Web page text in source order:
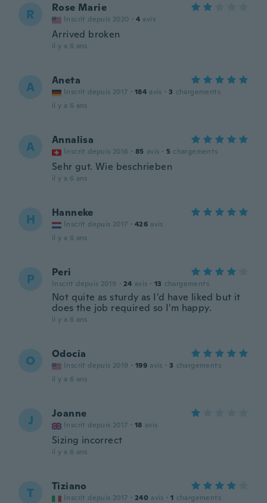
R Rose Marie
Inscrit depuis 2020 · 4 avis
Arrived broken
il y a 6 ans
A Aneta
Inscrit depuis 2017 · 184 avis · 3 chargements
il y a 6 ans
A Annalisa
Inscrit depuis 2016 · 85 avis · 5 chargements
Sehr gut. Wie beschrieben
il y a 6 ans
H Hanneke
Inscrit depuis 2017 · 426 avis
il y a 6 ans
P Peri
Inscrit depuis 2019 · 24 avis · 13 chargements
Not quite as sturdy as I'd have liked but it
does the job required so I'm happy.
il y a 6 ans
O Odocia
Inscrit depuis 2019 · 199 avis · 3 chargements
il y a 6 ans
J Joanne
Inscrit depuis 2017 · 18 avis
Sizing incorrect
il y a 6 ans
T Tiziano
Inscrit depuis 2017 · 240 avis · 1 chargements